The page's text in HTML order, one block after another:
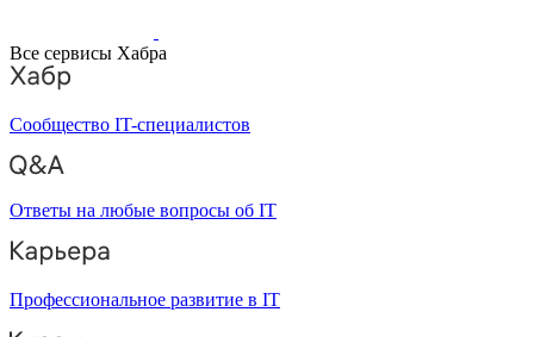
Все сервисы Хабра
Сообщество IT-специалистов
Ответы на любые вопросы об IT
Профессиональное развитие в IT